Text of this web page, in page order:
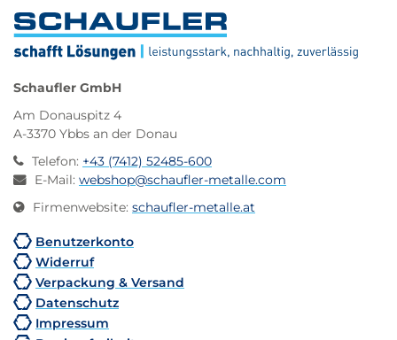
Schaufler GmbH
Am Donauspitz 4
A-3370 Ybbs an der Donau
Telefon: +43 (7412) 52485-600
E-Mail: webshop@schaufler-metalle.com
Firmenwebsite: schaufler-metalle.at
Benutzerkonto
Widerruf
Verpackung & Versand
Datenschutz
Impressum